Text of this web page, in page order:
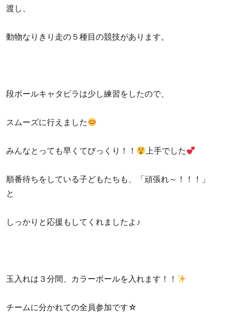
渡し、
動物なりきり走の５種目の競技があります。
段ボールキャタピラは少し練習をしたので、
スムーズに行えました
みんなとっても早くてびっくり！！ 上手でした
順番待ちをしている子どもたちも、「頑張れ～！！！」
と
しっかりと応援もしてくれましたよ♪
玉入れは３分間、カラーボールを入れます！！
チームに分かれての全員参加です☆